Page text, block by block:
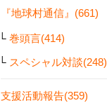
『地球村通信』(661)
巻頭言(414)
スペシャル対談(248)
支援活動報告(359)